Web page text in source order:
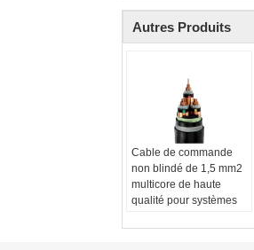
Autres Produits
Cable de commande
non blindé de 1,5 mm2
multicore de haute
qualité pour systèmes
industrielle